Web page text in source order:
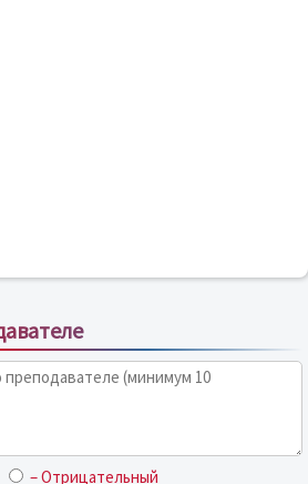
– Отрицательный